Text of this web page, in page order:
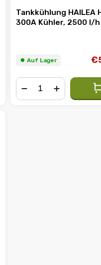
Tankkühlung HAILEA
300A Kühler, 2500 l/h
⏺︎ Auf Lager